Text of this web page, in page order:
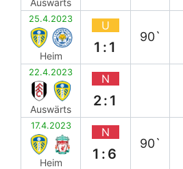
25.4.2023
Heim
U
1:1
90`
22.4.2023
Auswärts
N
2:1
17.4.2023
Heim
N
1:6
90`